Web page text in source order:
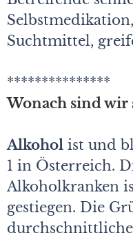
Suchtmittel,
***************
Wonach sind wir
Alkohol ist und
1 in Österreich.
Alkoholkranken
gestiegen. Die